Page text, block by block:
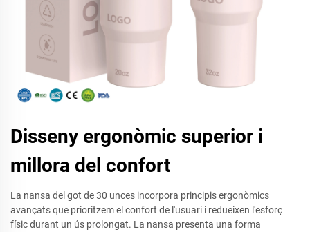
Disseny ergonòmic superior i
millora del confort
La nansa del got de 30 unces incorpora principis ergonòmics
avançats que prioritzem el confort de l'usuari i redueixen l'esforç
físic durant un ús prolongat. La nansa presenta una forma